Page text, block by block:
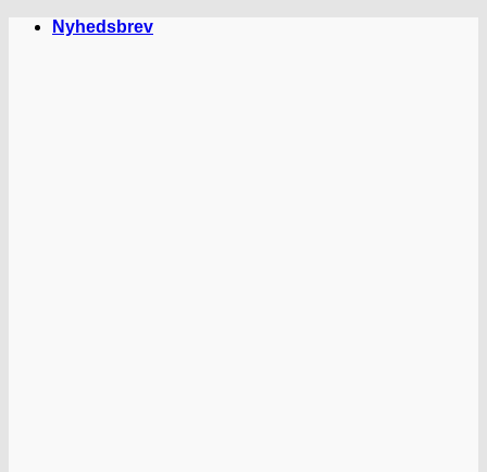
FortsætNyhedsbrev